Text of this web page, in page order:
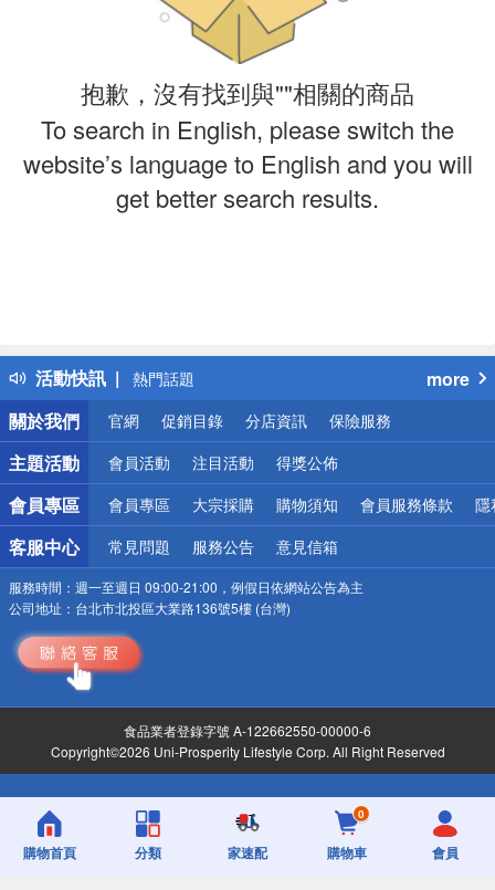
抱歉，沒有找到與""相關的商品
To search in English, please switch the
website’s language to English and you will
get better search results.
活動快訊
得獎公告
熱門話題
銀行優惠
偏遠地區配送
詐騙網頁！請小心！
more
關於我們
官網 促銷目錄 分店資訊 保險服務
主題活動 會員活動 注目活動 得獎公佈
會員專區 會員專區 大宗採購 購物須知 會員服務條款 隱
客服中心 常見問題 服務公告 意見信箱
服務時間： 週一至週日 09:00-21:00，例假日依網站公告為主
公司地址： 台北市北投區大業路136號5樓 (台灣)
食品業者登錄字號 A-122662550-00000-6
Copyright©2026 Uni-Prosperity Lifestyle Corp. All Right Reserved
購物首頁 分類 家速配
0
購物車 會員